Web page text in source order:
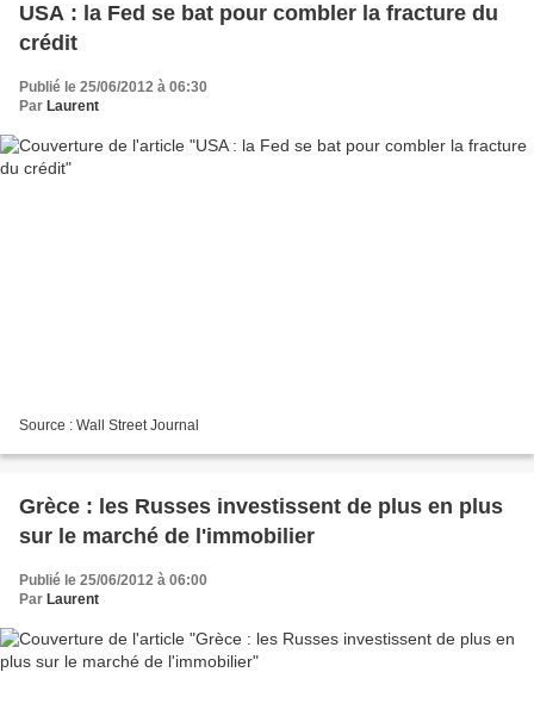
USA : la Fed se bat pour combler la fracture du
crédit
Publié le 25/06/2012 à 06:30
Par Laurent
Source : Wall Street Journal
Grèce : les Russes investissent de plus en plus
sur le marché de l'immobilier
Publié le 25/06/2012 à 06:00
Par Laurent